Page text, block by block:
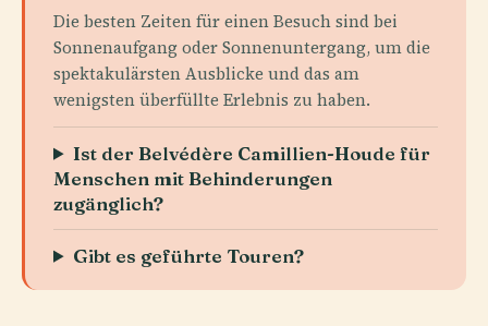
Die besten Zeiten für einen Besuch sind bei
Sonnenaufgang oder Sonnenuntergang, um die
spektakulärsten Ausblicke und das am
wenigsten überfüllte Erlebnis zu haben.
Ist der Belvédère Camillien-Houde für
Menschen mit Behinderungen
zugänglich?
Gibt es geführte Touren?